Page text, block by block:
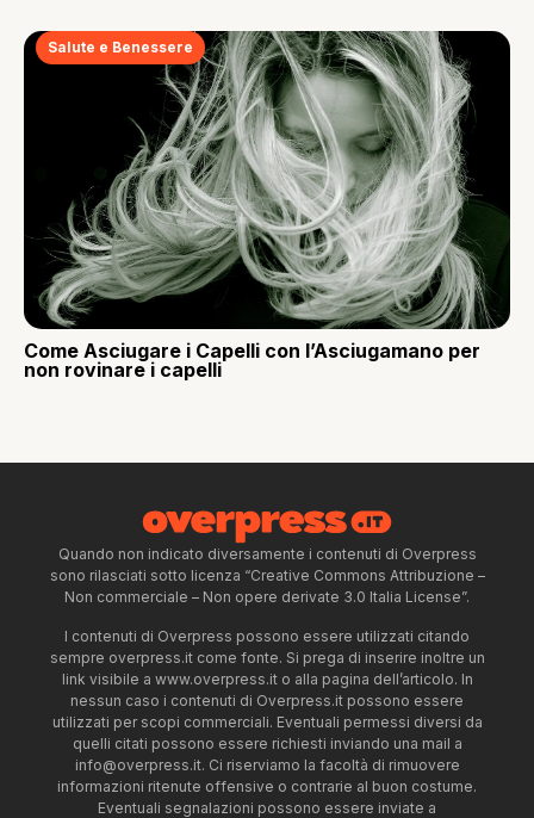
Salute e Benessere
Come Asciugare i Capelli con l’Asciugamano per
non rovinare i capelli
Quando non indicato diversamente i contenuti di Overpress
sono rilasciati sotto licenza “Creative Commons Attribuzione –
Non commerciale – Non opere derivate 3.0 Italia License”.
I contenuti di Overpress possono essere utilizzati citando
sempre overpress.it come fonte. Si prega di inserire inoltre un
link visibile a www.overpress.it o alla pagina dell’articolo. In
nessun caso i contenuti di Overpress.it possono essere
utilizzati per scopi commerciali. Eventuali permessi diversi da
quelli citati possono essere richiesti inviando una mail a
info@overpress.it. Ci riserviamo la facoltà di rimuovere
informazioni ritenute offensive o contrarie al buon costume.
Eventuali segnalazioni possono essere inviate a